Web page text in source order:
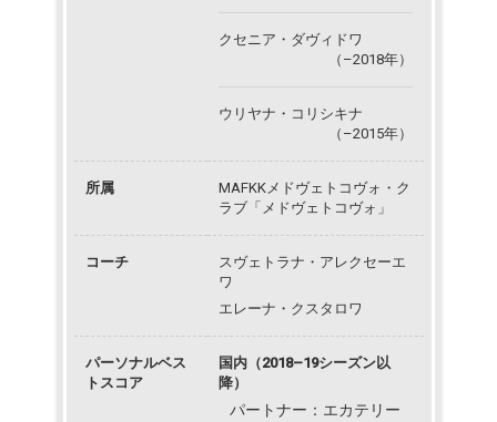
クセニア・ダヴィドワ
（–2018年）
ウリヤナ・コリシキナ
（–2015年）
所属
MAFKKメドヴェトコヴォ・ク
ラブ「メドヴェトコヴォ」
コーチ
スヴェトラナ・アレクセーエ
ワ
エレーナ・クスタロワ
パーソナルベス
トスコア
国内（2018–19シーズン以
降）
パートナー：エカテリー